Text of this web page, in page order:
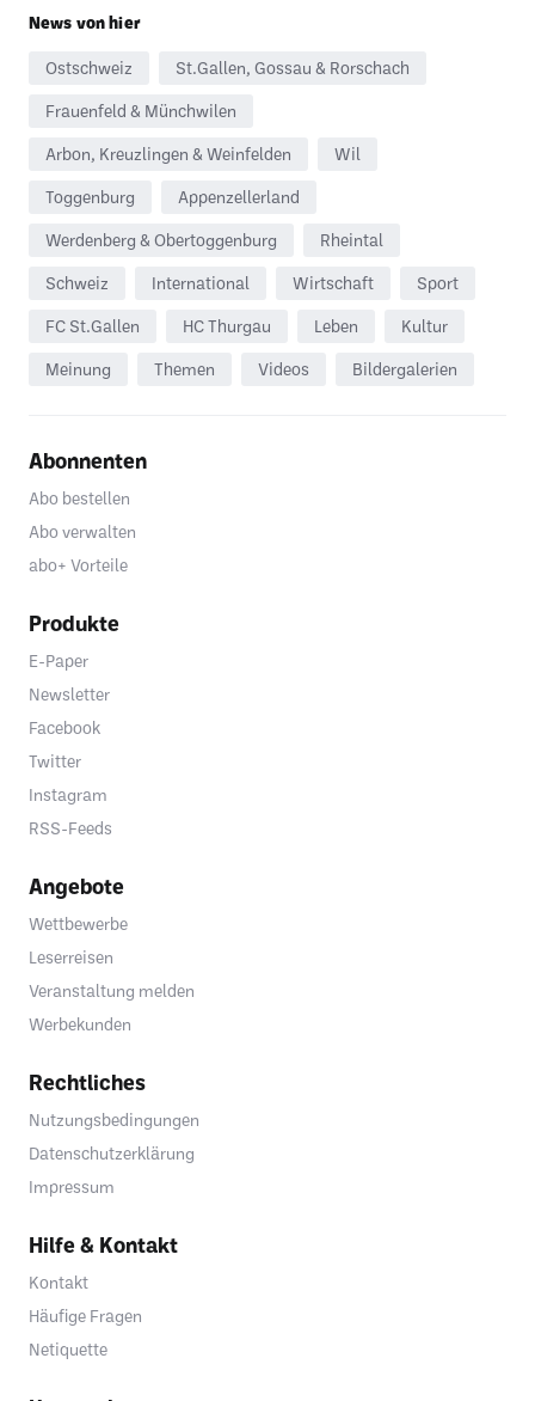
News von hier
Ostschweiz St.Gallen, Gossau & Rorschach
Frauenfeld & Münchwilen
Arbon, Kreuzlingen & Weinfelden Wil
Toggenburg Appenzellerland
Werdenberg & Obertoggenburg Rheintal
Schweiz International Wirtschaft Sport
FC St.Gallen HC Thurgau Leben Kultur
Meinung Themen Videos Bildergalerien
Abonnenten
Abo bestellen
Abo verwalten
abo+ Vorteile
Produkte
E-Paper
Newsletter
Facebook
Twitter
Instagram
RSS-Feeds
Angebote
Wettbewerbe
Leserreisen
Veranstaltung melden
Werbekunden
Rechtliches
Nutzungsbedingungen
Datenschutzerklärung
Impressum
Hilfe & Kontakt
Kontakt
Häufige Fragen
Netiquette